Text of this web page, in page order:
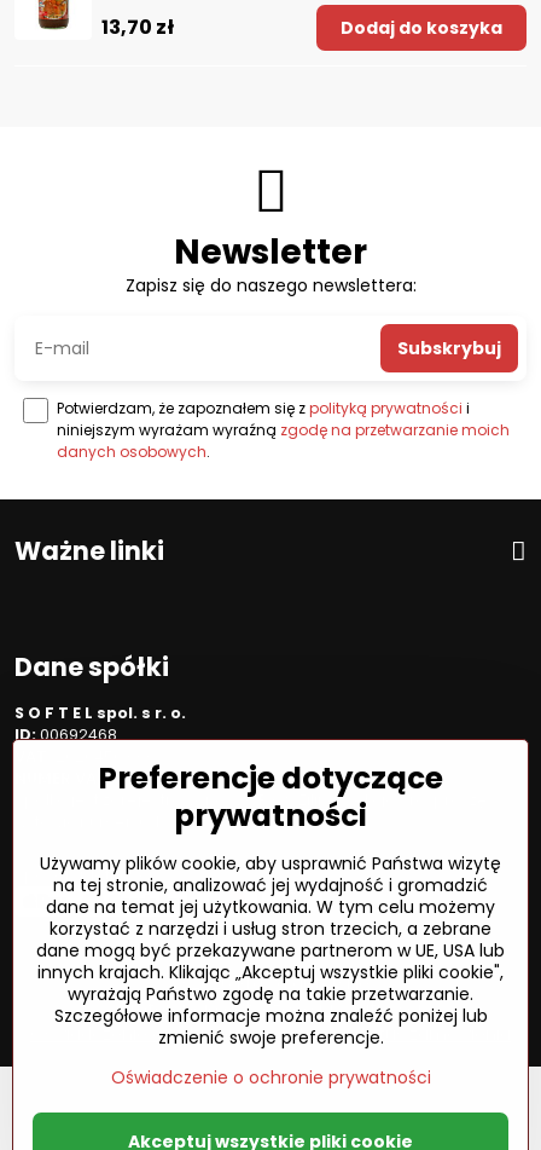
13,70 zł Dodaj do koszyka
Newsletter
Zapisz się do naszego newslettera:
Subskrybuj
Potwierdzam, że zapoznałem się zpolityką prywatności i
niniejszym wyrażam wyraźną zgodę na przetwarzanie moich
danych osobowych.
Ważne linki
Dane spółki
S O F T E L spol. s r. o.
ID:00692468
NUMER VAT:SK202045333
Spółka jest zarejestrowana w OR OS Žilina, sekcja Sro, proszę
Sposób płatności
©2026 Prawa autorskie
Preferencje dotyczące prywatności
Oświadczenie o ochronie prywatnościStatus zamówienia
Preferencje dotyczące
prywatności
Używamy plików cookie, aby usprawnić Państwa wizytę
na tej stronie, analizować jej wydajność i gromadzić
dane na temat jej użytkowania. W tym celu możemy
korzystać z narzędzi i usług stron trzecich, a zebrane
dane mogą być przekazywane partnerom w UE, USA lub
innych krajach. Klikając „Akceptuj wszystkie pliki cookie",
wyrażają Państwo zgodę na takie przetwarzanie.
Szczegółowe informacje można znaleźć poniżej lub
zmienić swoje preferencje.
Oświadczenie o ochronie prywatności
Akceptuj wszystkie pliki cookie